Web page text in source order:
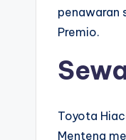
penawaran
Premio.
Toyota
Menteng